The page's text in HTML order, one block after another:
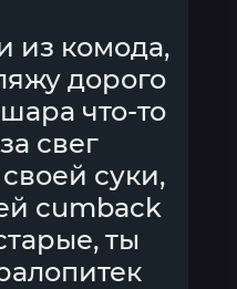
из комода,
дорого
что-то
свег
суки,
cumback
ты